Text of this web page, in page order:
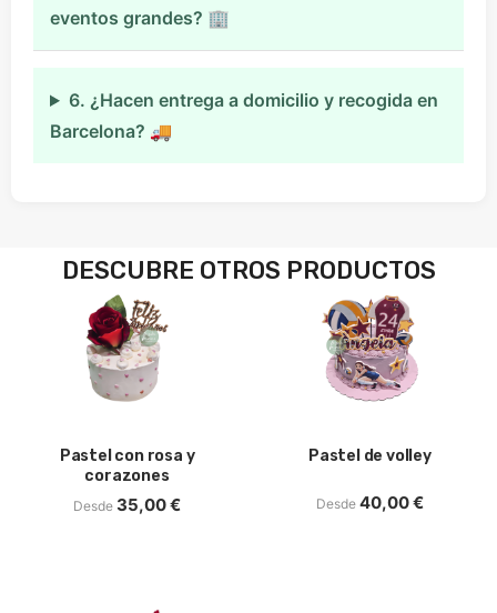
eventos grandes? 🏢
6. ¿Hacen entrega a domicilio y recogida en
Barcelona? 🚚
DESCUBRE OTROS PRODUCTOS
Pastel con rosa y
corazones
Desde 35,00€
Pastel de volley
Desde 40,00€